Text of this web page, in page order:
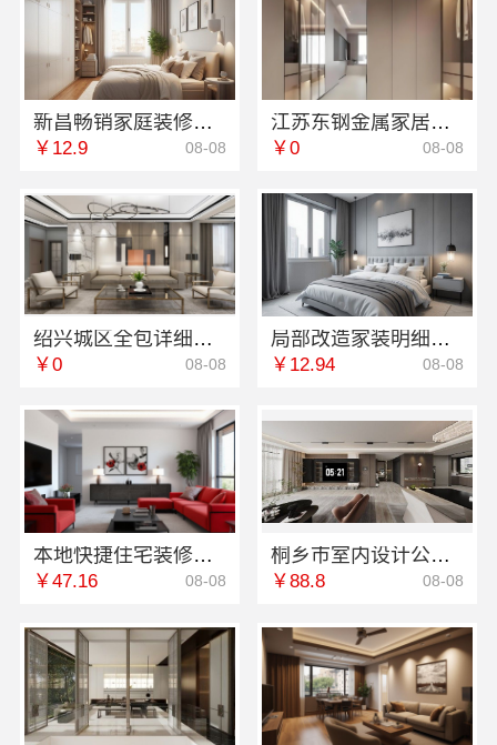
新昌畅销家庭装修，浙江宜美嘉性价比高
￥12.9 08-08
江苏东钢金属家居屏风隔断装饰工程意式极简
￥0 08-08
绍兴城区全包详细报价，绍兴卓鑫装饰材料有限公司
￥0 08-08
局部改造家装明细报价，万赢饰家报价更放心
￥12.94 08-08
本地快捷住宅装修毛坯房选本地快装
￥47.16 08-08
桐乡市室内设计公司旧房翻新，嘉兴锦居装饰材料有限公司
￥88.8 08-08